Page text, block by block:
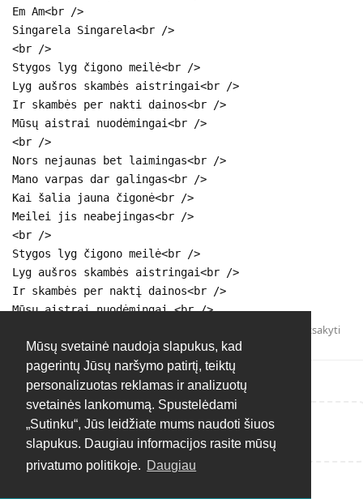
Mūsų svetainė naudoja slapukus, kad
pagerintų Jūsų naršymo patirtį, teiktų
personalizuotas reklamas ir analizuotų
svetainės lankomumą. Spustelėdami
„Sutinku“, Jūs leidžiate mums naudoti šiuos
slapukus. Daugiau informacijos rasite mūsų
privatumo politikoje. Daugiau
Em Am<br />
Singarela Singarela<br />
<br />
Stygos lyg čigono meilė<br />
Lyg aušros skambės aistringai<br />
Ir skambės per nakti dainos<br />
Mūsų aistrai nuodėmingai<br />
<br />
Nors nejaunas bet laimingas<br />
Mano varpas dar galingas<br />
Kai šalia jauna čigonė<br />
Meilei jis neabejingas<br />
<br />
Stygos lyg čigono meilė<br />
Lyg aušros skambės aistringai<br />
Ir skambės per naktį dainos<br />
Mūsų aistrai nuodėmingai.<br />
Atsakyti
Rašyti atsakymą...